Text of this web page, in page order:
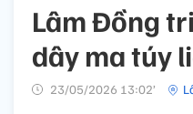
Lâm Đồng
dây ma túy
23/05/2026 13:02’